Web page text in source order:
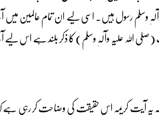
رسول ہیں۔ اسی لیے ان تمام عالمین میں آپ
اللہ علیہ وآلہٖ وسلم) کا ذکر بلند ہے اس لیے آپ
کہ یہ آیت کریمہ اس حقیقت کی وضاحت کر رہی